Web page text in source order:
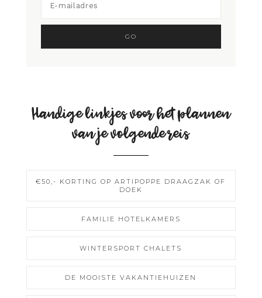
Handige linkjes voor het plannen
van je volgende reis
€50,- KORTING OP ARTIPOPPE DRAAGZAK OF
DOEK
FAMILIE HOTELKAMERS
WINTERSPORT CHALETS
DE MOOISTE VAKANTIEHUIZEN